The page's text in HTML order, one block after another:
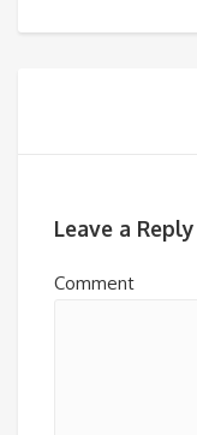
Leave a Reply
Comment